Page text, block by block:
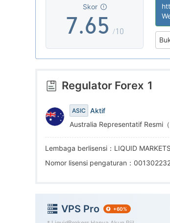
Skor
7
8
9
.6
7
8
9
5
6
7
8
9
/10
Regulator Forex 1
ASIC
Aktif
Australia Representatif Resmi（
Lembaga berlisensi：LIQUID
Nomor lisensi pengaturan：
VPS Pro +60%